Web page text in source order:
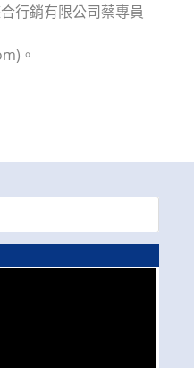
行銷有限公司蔡專員
。